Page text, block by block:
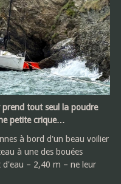
tout seul la poudre
petite crique…
à bord d'un beau voilier
à une des bouées
– 2,40 m – ne leur